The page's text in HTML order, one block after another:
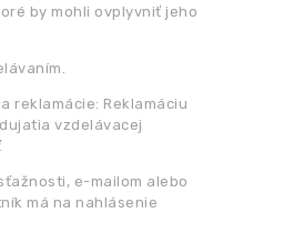
by mohli ovplyvniť jeho
reklamácie: Reklamáciu
vzdelávacej
e-mailom alebo
má na nahlásenie